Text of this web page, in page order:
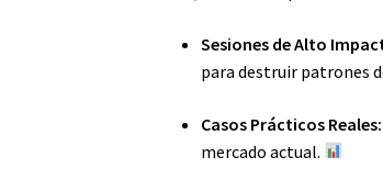
Sesiones de Alto
para destruir patrones
Casos Prácticos Reales:
mercado actual.